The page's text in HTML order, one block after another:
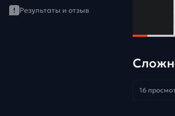
Результаты и отзыв
16